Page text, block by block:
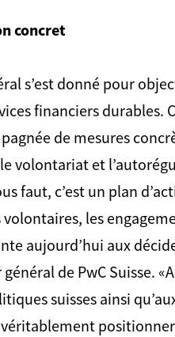
concret
s’est donné pour
financiers durables.
de mesures
volontariat et
faut, c’est un plan
les
aujourd’hui aux
de PwC Suisse.
suisses ainsi